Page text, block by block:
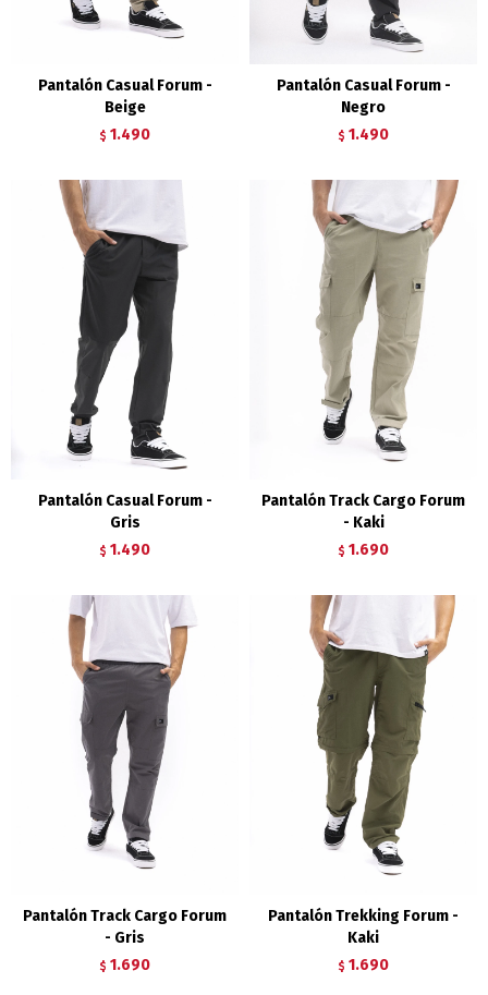
Pantalón Casual Forum -
Beige
$ 1.490
Pantalón Casual Forum -
Negro
$ 1.490
Pantalón Casual Forum -
Gris
$ 1.490
Pantalón Track Cargo Forum
- Kaki
$ 1.690
Pantalón Track Cargo Forum
- Gris
$ 1.690
Pantalón Trekking Forum -
Kaki
$ 1.690